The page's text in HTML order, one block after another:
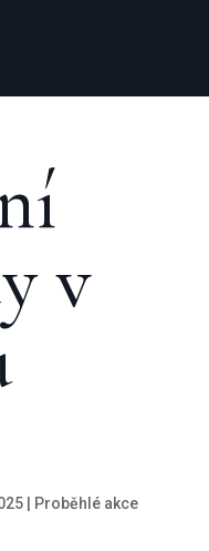
v
| Proběhlé akce